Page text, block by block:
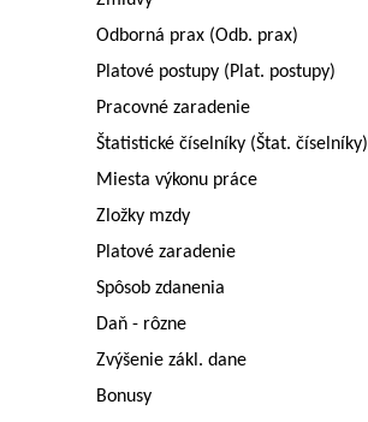
Odborná prax (Odb. prax)
Platové postupy (Plat. postupy)
Pracovné zaradenie
Štatistické číselníky (Štat. číselníky)
Miesta výkonu práce
Zložky mzdy
Platové zaradenie
Spôsob zdanenia
Daň - rôzne
Zvýšenie zákl. dane
Bonusy